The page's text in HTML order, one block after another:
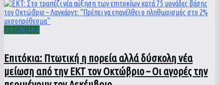
ΟΙΚΟΝΟΜΙΑ
Επιτόκια: Πτωτική η πορεία αλλά δύσκολη νέα
μείωση από την ΕΚΤ τον Οκτώβριο – Οι αγορές την